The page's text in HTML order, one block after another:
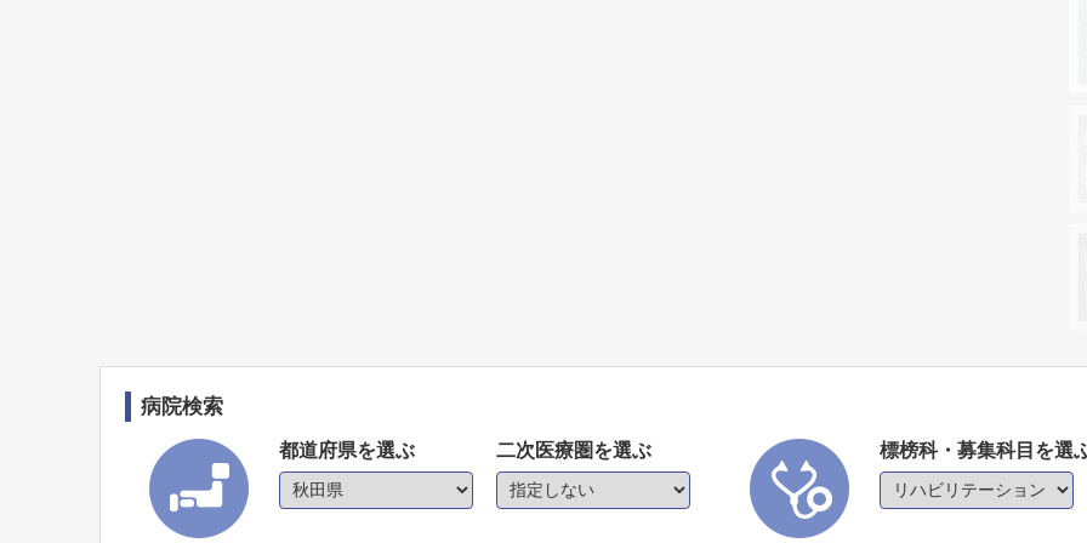
病院検索
都道府県を選ぶ 二次医療圏を選ぶ 標榜科・募集科目を選